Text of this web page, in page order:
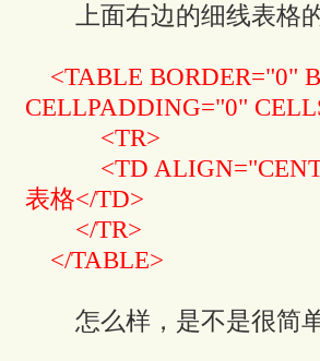
上面右边的细线表格
<TABLE BORDER="0"
CELLPADDING="0"
<TR>
<TD
表格</TD>
</TR>
</TABLE>
怎么样，是不是很简